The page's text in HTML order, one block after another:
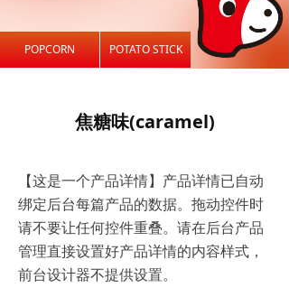
焦糖味(caramel)
【这是一个产品详情】产品详情已自动
绑定后台每篇产品的数据。拖动控件时
请不要让任何控件重叠。请在后台产品
管理直接设置好产品详情的内容样式，
前台设计器不提供设置。
POTATO STICK
POPCORN